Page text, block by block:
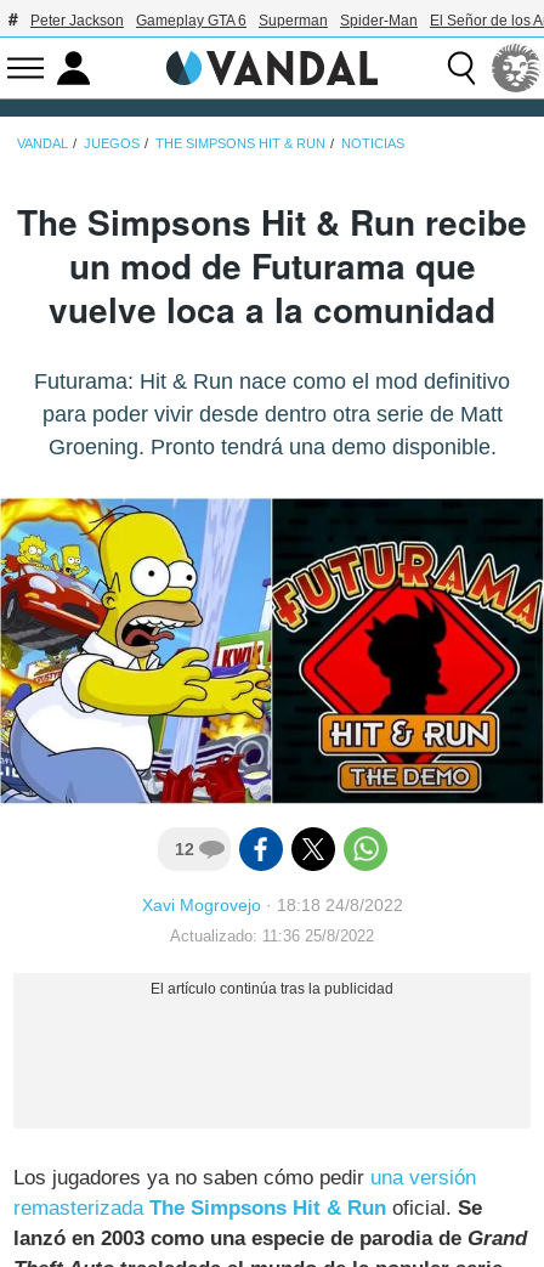
Peter Jackson Gameplay GTA 6 Superman Spider-Man El Señor de los
VANDAL JUEGOS THE SIMPSONS HIT & RUN NOTICIAS
The Simpsons Hit & Run recibe
un mod de Futurama que
vuelve loca a la comunidad
Futurama: Hit & Run nace como el mod definitivo
para poder vivir desde dentro otra serie de Matt
Groening. Pronto tendrá una demo disponible.
12
Xavi Mogrovejo· 18:18 24/8/2022
Actualizado: 11:36 25/8/2022
Los jugadores ya no saben cómo pedir una versión
remasterizada The Simpsons Hit & Run oficial.Se
lanzó en 2003 como una especie de parodia deGrand